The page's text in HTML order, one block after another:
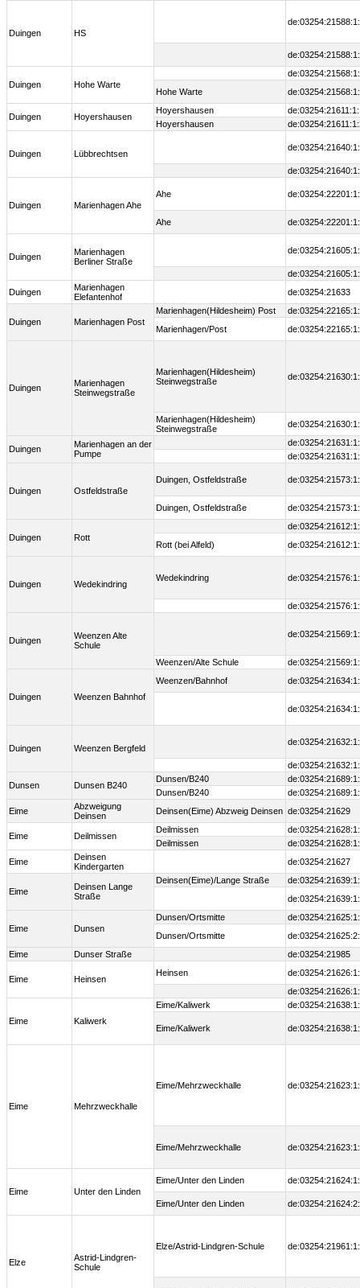
Duingen HS
Duingen Hohe Warte
Hohe Warte
Duingen Hoyershausen
Hoyershausen
Hoyershausen
Duingen Lübbrechtsen
Duingen Marienhagen Ahe
Ahe
Ahe
Duingen
Marienhagen
Berliner Straße
Duingen
Marienhagen
Elefantenhof
de:03254:21633
Duingen Marienhagen Post
Marienhagen(Hildesheim) Post
Marienhagen/Post
Duingen
Marienhagen
Steinwegstraße
Marienhagen(Hildesheim)
Steinwegstraße
Marienhagen(Hildesheim)
Steinwegstraße
Duingen
Marienhagen an der
Pumpe
Duingen Ostfeldstraße
Duingen, Ostfeldstraße
Duingen, Ostfeldstraße
Duingen Rott
Rott (bei Alfeld)
Duingen Wedekindring
Wedekindring
Duingen
Weenzen Alte
Schule
Weenzen/Alte Schule
Duingen Weenzen Bahnhof
Weenzen/Bahnhof
Duingen Weenzen Bergfeld
Dunsen Dunsen B240
Dunsen/B240
Dunsen/B240
Eime
Abzweigung
Deinsen
Deinsen(Eime) Abzweig Deinsen de:03254:21629
Eime Deilmissen
Deilmissen
Deilmissen
Eime
Deinsen
Kindergarten
de:03254:21627
Eime
Deinsen Lange
Straße
Deinsen(Eime)/Lange Straße
Eime Dunsen
Dunsen/Ortsmitte
Dunsen/Ortsmitte
Eime
Dunser Straße de:03254:21985
Eime Heinsen
Heinsen
Eime Kaliwerk
Eime/Kaliwerk
Eime/Kaliwerk
Eime Mehrzweckhalle
Eime/Mehrzweckhalle
Eime/Mehrzweckhalle
Eime Unter den Linden
Eime/Unter den Linden
Eime/Unter den Linden
Elze
Astrid-Lindgren-
Schule
Elze/Astrid-Lindgren-Schule